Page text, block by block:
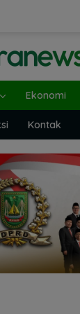
Ekonomi
Kontak